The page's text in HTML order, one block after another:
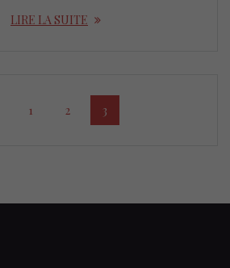
LIRE LA SUITE
Page
1 Page
2 Page
3